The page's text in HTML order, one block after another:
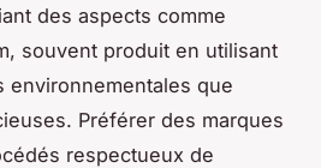
des aspects comme
souvent produit en utilisant
environnementales que
Préférer des marques
respectueux de